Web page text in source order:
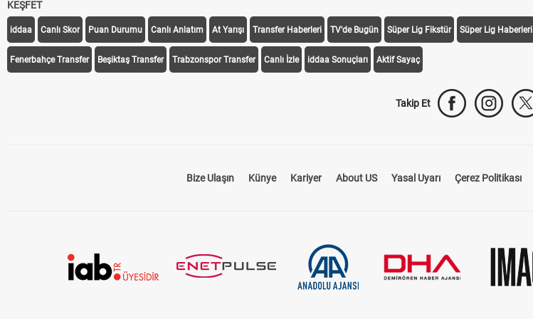
KEŞFET
iddaa Canlı Skor Puan Durumu Canlı Anlatım At Yarışı Transfer Haberleri TV'de Bugün Süper Lig Fikstür Süper Lig Haberleri
Fenerbahçe Transfer Beşiktaş Transfer Trabzonspor Transfer Canlı İzle iddaa Sonuçları Aktif Sayaç
Takip Et
Bize Ulaşın Künye Kariyer About US Yasal Uyarı Çerez Politikası